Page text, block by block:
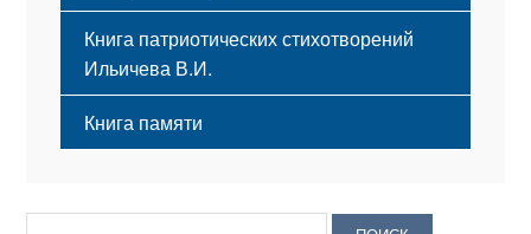
Книга патриотических стихотворений
Ильичева В.И.
Книга памяти